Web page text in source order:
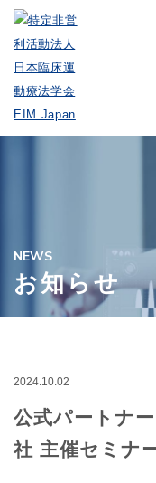
NEWS
お知らせ
2024.10.02
公式パートナ
社 主催セミナ